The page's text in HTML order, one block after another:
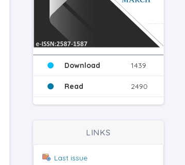
Download 1439
Read 2490
LINKS
Last issue